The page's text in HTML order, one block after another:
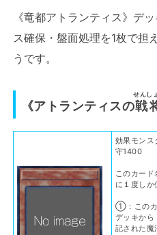
《竜都アトランティス》デ
ス確保・盤面処理を1枚で担
うです。
《アトランティスの戦
せんし
効果モン
守1400
このカー
に１度しか
①：このカ
デッキから
記された魔